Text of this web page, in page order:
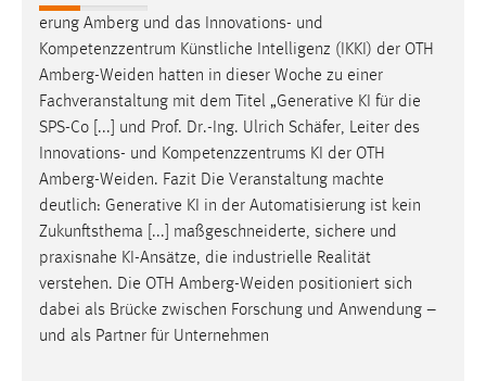
erung Amberg und das Innovations- und
Kompetenzzentrum Künstliche Intelligenz (IKKI) der OTH
Amberg-Weiden hatten in dieser Woche zu einer
Fachveranstaltung mit dem Titel „Generative KI für die
SPS-Co [...] und Prof. Dr.-Ing. Ulrich Schäfer, Leiter des
Innovations- und Kompetenzzentrums KI der OTH
Amberg-Weiden. Fazit Die Veranstaltung machte
deutlich: Generative KI in der Automatisierung ist kein
Zukunftsthema [...] maßgeschneiderte, sichere und
praxisnahe KI-Ansätze, die industrielle Realität
verstehen. Die OTH Amberg-Weiden positioniert sich
dabei als Brücke zwischen Forschung und Anwendung –
und als Partner für Unternehmen
einloggen zu können.
Cookie Laufzeit:
24 Stunden
STATISTIK
Statistik Cookies erfassen Informationen anonym.
Diese Informationen helfen uns zu verstehen, wie
unsere Besucher unsere Website nutzen.
Matomo